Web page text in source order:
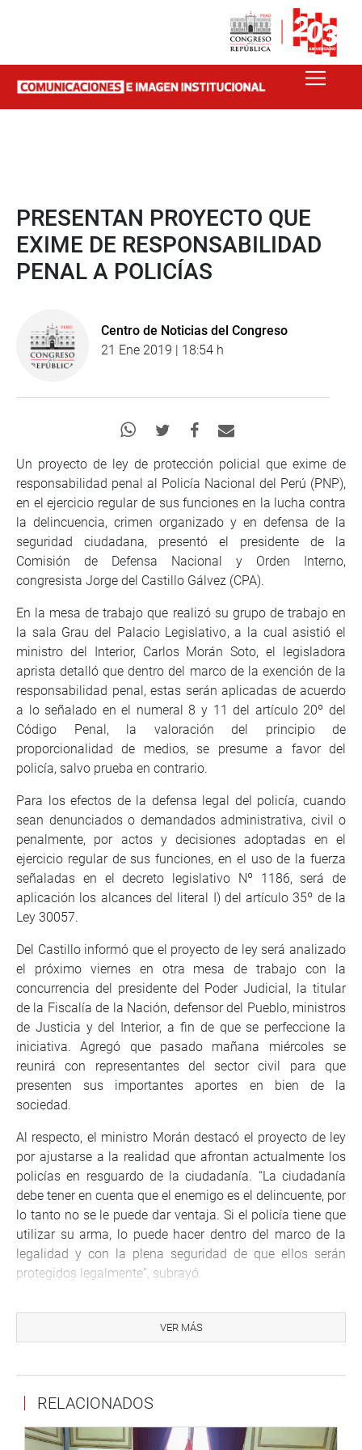
PRESENTAN PROYECTO QUE
EXIME DE RESPONSABILIDAD
PENAL A POLICÍAS
Centro de Noticias del Congreso
21 Ene 2019 | 18:54 h
Un proyecto de ley de protección policial que exime de
responsabilidad penal al Policía Nacional del Perú (PNP),
en el ejercicio regular de sus funciones en la lucha contra
la delincuencia, crimen organizado y en defensa de la
seguridad ciudadana, presentó el presidente de la
Comisión de Defensa Nacional y Orden Interno,
congresista Jorge del Castillo Gálvez (CPA).
En la mesa de trabajo que realizó su grupo de trabajo en
la sala Grau del Palacio Legislativo, a la cual asistió el
ministro del Interior, Carlos Morán Soto, el legisladora
aprista detalló que dentro del marco de la exención de la
responsabilidad penal, estas serán aplicadas de acuerdo
a lo señalado en el numeral 8 y 11 del artículo 20º del
Código Penal, la valoración del principio de
proporcionalidad de medios, se presume a favor del
policía, salvo prueba en contrario.
Para los efectos de la defensa legal del policía, cuando
sean denunciados o demandados administrativa, civil o
penalmente, por actos y decisiones adoptadas en el
ejercicio regular de sus funciones, en el uso de la fuerza
señaladas en el decreto legislativo Nº 1186, será de
aplicación los alcances del literal I) del artículo 35º de la
Ley 30057.
Del Castillo informó que el proyecto de ley será analizado
el próximo viernes en otra mesa de trabajo con la
concurrencia del presidente del Poder Judicial, la titular
de la Fiscalía de la Nación, defensor del Pueblo, ministros
de Justicia y del Interior, a fin de que se perfeccione la
iniciativa. Agregó que pasado mañana miércoles se
reunirá con representantes del sector civil para que
presenten sus importantes aportes en bien de la
sociedad.
Al respecto, el ministro Morán destacó el proyecto de ley
por ajustarse a la realidad que afrontan actualmente los
policías en resguardo de la ciudadanía. “La ciudadanía
debe tener en cuenta que el enemigo es el delincuente, por
lo tanto no se le puede dar ventaja. Si el policía tiene que
utilizar su arma, lo puede hacer dentro del marco de la
legalidad y con la plena seguridad de que ellos serán
protegidos legalmente”, subrayó.
vigencia por lo que sugirió que debe ser modificado
sustancialmente para bienestar de la sociedad y de la
fiscalía que muchas veces cumplen funciones de
la PNP.
VER MÁS
RELACIONADOS